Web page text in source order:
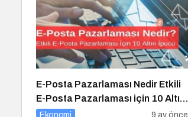
E-Posta Pazarlaması Nedir Etkili
E-Posta Pazarlaması için 10 Altın
İpucu
Ekonomi 9 ay önce